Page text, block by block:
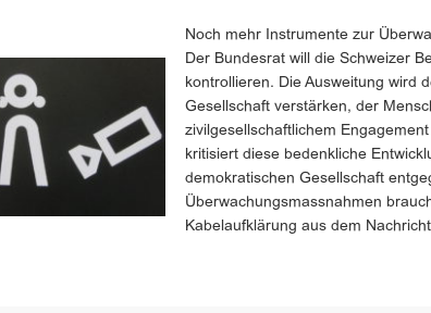
Noch mehr Instrumente zur
Der Bundesrat will die Schweizer
kontrollieren. Die Ausweitung wird
Gesellschaft verstärken, der
zivilgesellschaftlichem
kritisiert diese bedenkliche
demokratischen Gesellschaft
Überwachungsmassnahmen
Kabelaufklärung aus dem